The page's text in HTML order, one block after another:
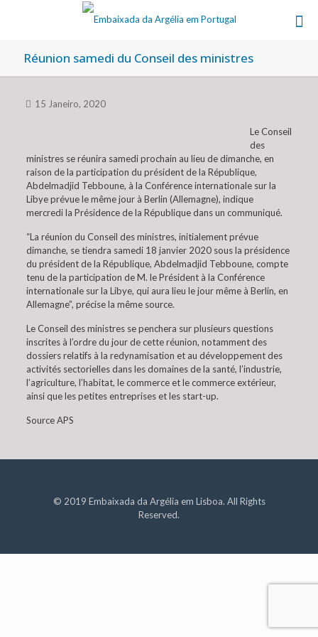
Réunion samedi du Conseil des ministres
15 Janeiro, 2020
Le Conseil
des
ministres se réunira samedi prochain au lieu de dimanche, en
raison de la participation du président de la République,
Abdelmadjid Tebboune, à la Conférence internationale sur la
Libye prévue le même jour à Berlin (Allemagne), indique
mercredi la Présidence de la République dans un communiqué.
“La réunion du Conseil des ministres, initialement prévue
dimanche, se tiendra samedi 18 janvier 2020 sous la présidence
du président de la République, Abdelmadjid Tebboune, compte
tenu de la participation de M. le Président à la Conférence
internationale sur la Libye, qui aura lieu le jour même à Berlin, en
Allemagne”, précise la même source.
Le Conseil des ministres se penchera sur plusieurs questions
inscrites à l’ordre du jour de cette réunion, notamment des
dossiers relatifs à la redynamisation et au développement des
activités sectorielles dans les domaines de la santé, l’industrie,
l’agriculture, l’habitat, le commerce et le commerce extérieur,
ainsi que les petites entreprises et les start-up.
Source APS
© 2019 Embaixada da Argélia em Lisboa. All Rights
Reserved.